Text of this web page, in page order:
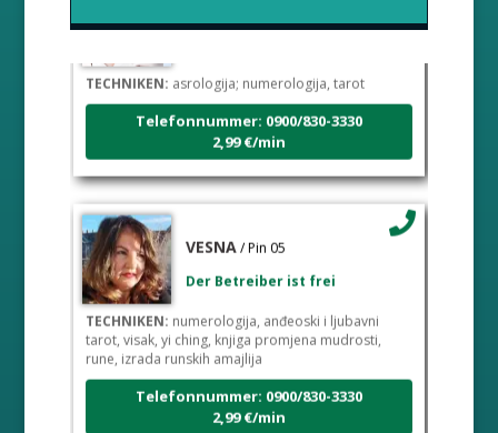
Der Betreiber ist frei
TECHNIKEN:asrologija; numerologija, tarot
Telefonnummer: 0900/830-3330
2,99 €/min
VESNA / Pin 05
Der Betreiber ist frei
TECHNIKEN:numerologija, anđeoski i ljubavni
tarot, visak, yi ching, knjiga promjena mudrosti,
rune, izrada runskih amajlija
Telefonnummer: 0900/830-3330
2,99 €/min